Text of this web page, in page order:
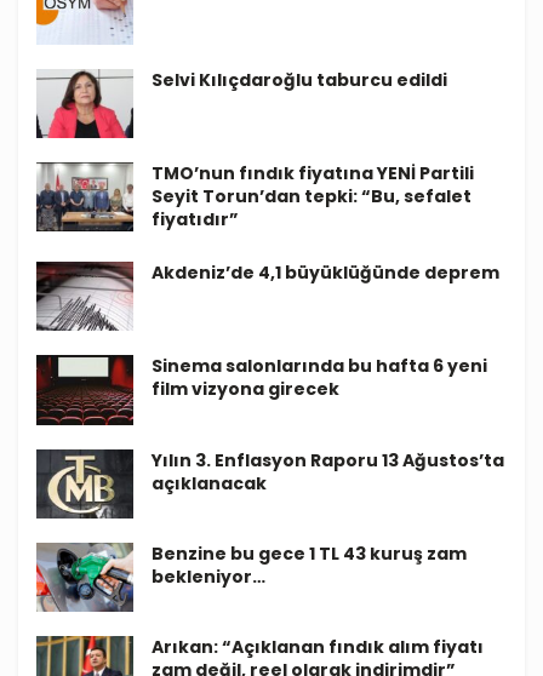
Selvi Kılıçdaroğlu taburcu edildi
TMO’nun fındık fiyatına YENİ Partili
Seyit Torun’dan tepki: “Bu, sefalet
fiyatıdır”
Akdeniz’de 4,1 büyüklüğünde deprem
Sinema salonlarında bu hafta 6 yeni
film vizyona girecek
Yılın 3. Enflasyon Raporu 13 Ağustos’ta
açıklanacak
Benzine bu gece 1 TL 43 kuruş zam
bekleniyor…
Arıkan: “Açıklanan fındık alım fiyatı
zam değil, reel olarak indirimdir”